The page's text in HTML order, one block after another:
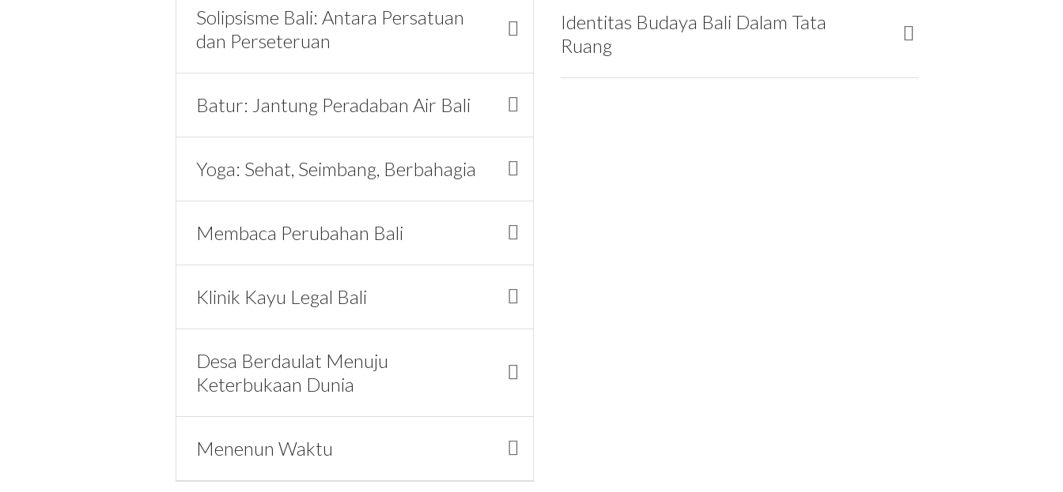
Solipsisme Bali: Antara Persatuan
dan Perseteruan
Batur: Jantung Peradaban Air Bali
Yoga: Sehat, Seimbang, Berbahagia
Membaca Perubahan Bali
Klinik Kayu Legal Bali
Desa Berdaulat Menuju
Keterbukaan Dunia
Menenun Waktu
Identitas Budaya Bali Dalam Tata
Ruang